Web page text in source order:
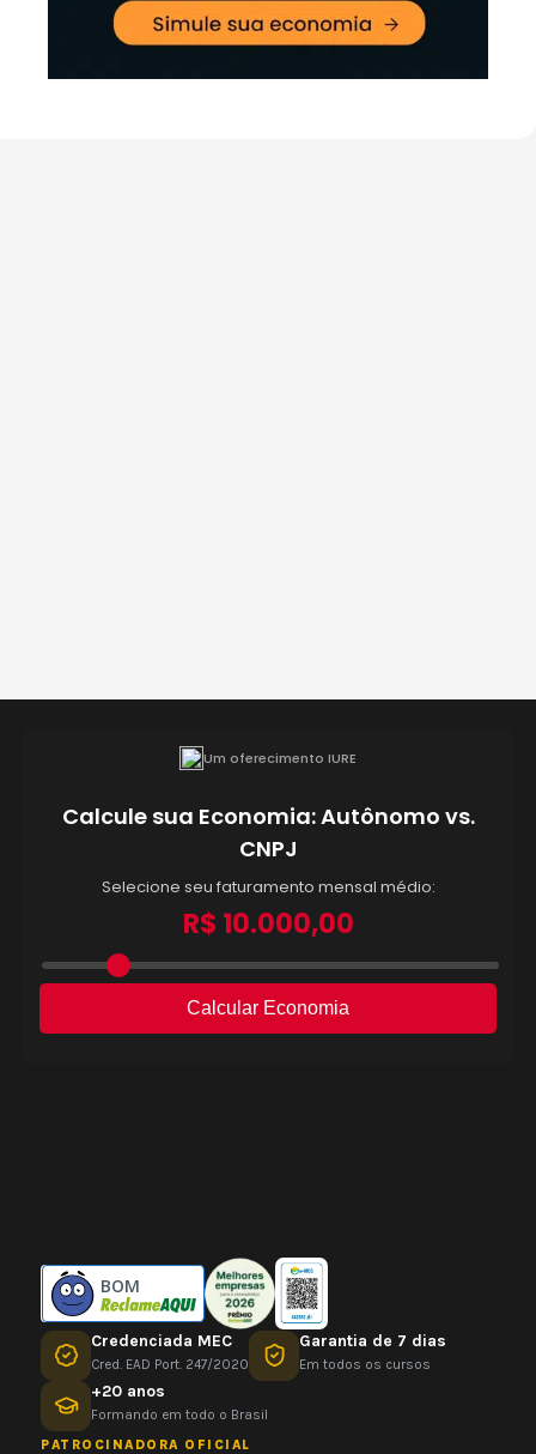
BOM
Credenciada MEC
Cred. EAD Port. 247/2020
Garantia de 7 dias
Em todos os cursos
+20 anos
Formando em todo o Brasil
PATROCINADORA OFICIAL